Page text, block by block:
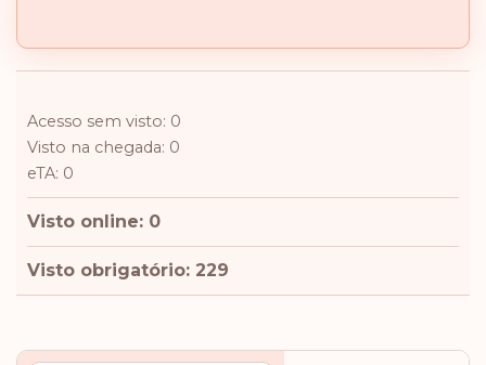
Acesso sem visto: 0
Visto na chegada: 0
eTA: 0
Visto online: 0
Visto obrigatório: 229